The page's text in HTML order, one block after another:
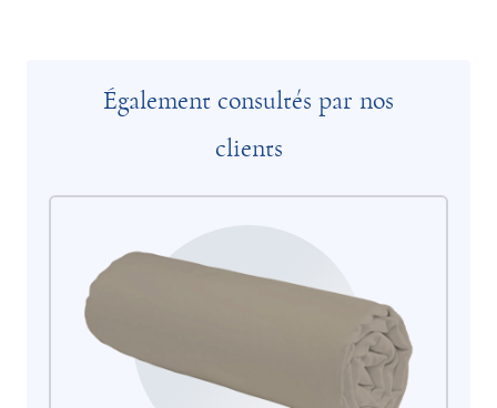
Également consultés par nos
clients